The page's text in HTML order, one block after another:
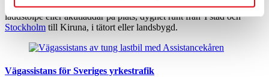
För starthjälp eller vid akut elbrist tar vi din elbil till närmsta
laddstolpe eller akutladdar på plats, dygnet runt från Ystad och
Stockholm till Kiruna, i tätort eller landsbygd.
Vägassistans för Sveriges yrkestrafik